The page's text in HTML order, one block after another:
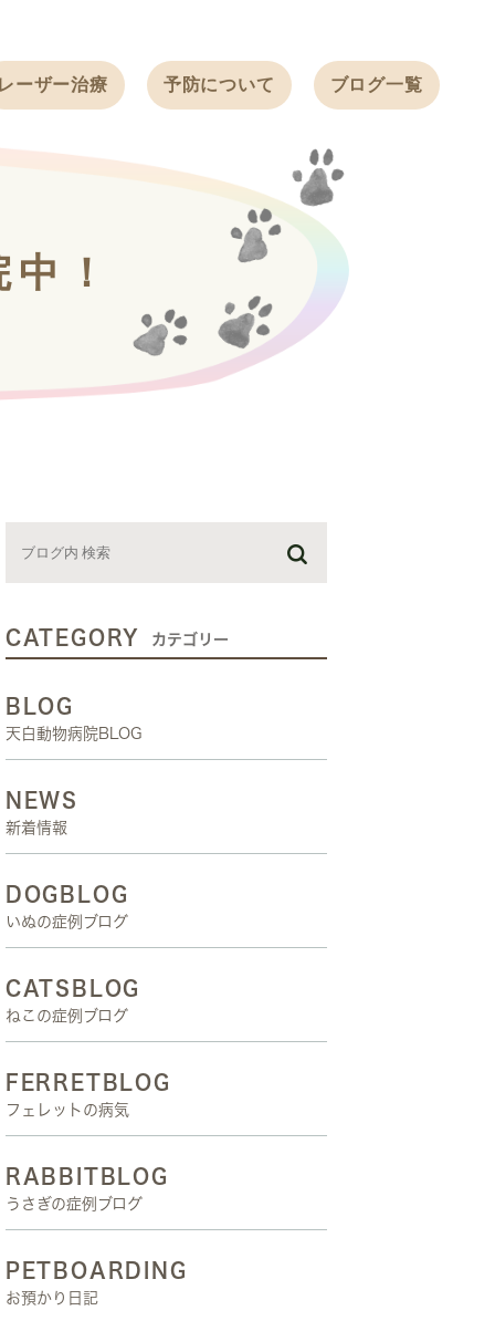
ーザー治療 予防について
感染症予防
フィラリア
ワクチン
ブログ一覧
天白動物病院
BLOG
天白動物病院
NEWS
ワンちゃんの症
例ブログ
ネコちゃんの症
！
CATEGORY カテゴリー
BLOG
天白動物病院BLOG
NEWS
新着情報
DOGBLOG
いぬの症例ブログ
CATSBLOG
ねこの症例ブログ
FERRETBLOG
フェレットの病気
RABBITBLOG
うさぎの症例ブログ
PETBOARDING
お預かり日記